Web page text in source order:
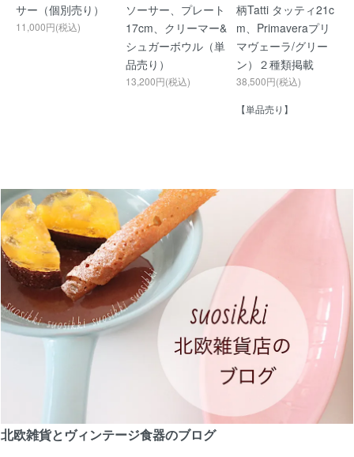
サー（個別売り）
11,000円(税込)
ソーサー、プレート
17cm、クリーマー&
シュガーボウル（単
品売り）
13,200円(税込)
柄Tatti タッティ21c
m、Primaveraプリ
マヴェーラ/グリー
ン）２種類掲載
38,500円(税込)
【単品売り】
北欧雑貨とヴィンテージ食器のブログ